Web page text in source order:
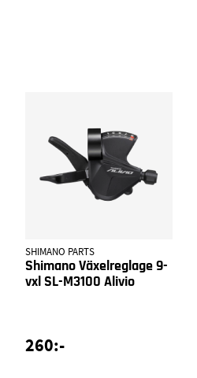
SHIMANO PARTS
Shimano Växelreglage 9-
vxl SL-M3100 Alivio
260:-